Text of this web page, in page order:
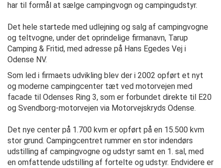
har til formål at sælge campingvogn og campingudstyr.
Det hele startede med udlejning og salg af campingvogne
og teltvogne, under det oprindelige firmanavn, Tarup
Camping & Fritid, med adresse på Hans Egedes Vej i
Odense NV.
Som led i firmaets udvikling blev der i 2002 opført et nyt
og moderne campingcenter tæt ved motorvejen med
facade til Odenses Ring 3, som er forbundet direkte til E20
og Svendborg-motorvejen via Motorvejskryds Odense.
Det nye center på 1.700 kvm er opført på en 15.500 kvm
stor grund. Campingcentret rummer en stor indendørs
udstilling af campingvogne og udstyr samt en 1. sal, med
en omfattende udstilling af fortelte og udstyr. Endvidere er